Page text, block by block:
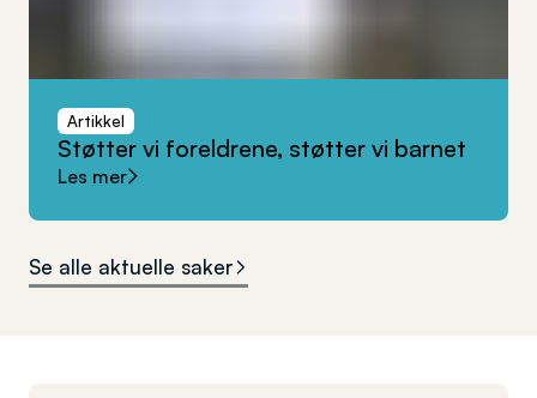
Artikkel
Støtter vi foreldrene, støtter vi barnet
Les mer
Se alle aktuelle saker